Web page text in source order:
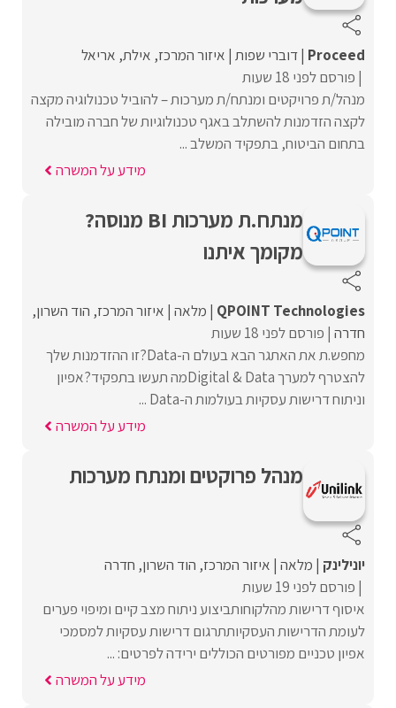
Proceed‏ דוברי שפות איזור המרכז אילת אריאל
פורסם לפני 18 שעות
מנהל/ת פרויקטים ומנתח/ת מערכות – להוביל טכנולוגיה מקצה
לקצה הזדמנות להשתלב באגף טכנולוגיות של חברה מובילה
בתחום הביטוח, בתפקיד המשלב ...
מידע על המשרה
מנתח.ת מערכות BI מנוסה?
מקומך איתנו
QPOINT Technologies מלאה איזור המרכז הוד השרון
חדרה פורסם לפני 18 שעות
מחפש.ת את האתגר הבא בעולם ה-Data?זו ההזדמנות שלך
להצטרף למערך Digital & Dataמה תעשו בתפקיד?אפיון
וניתוח דרישות עסקיות בעולמות ה-Data ...
מידע על המשרה
מנהל פרוקטים ומנתח מערכות
יונילינק מלאה איזור המרכז הוד השרון חדרה
פורסם לפני 19 שעות
איסוף דרישות מהלקוחותביצוע ניתוח מצב קיים ומיפוי פערים
לעומת הדרישות העסקיותתרגום דרישות עסקיות למסמכי
אפיון טכניים מפורטים הכוללים ירידה לפרטים: ...
מידע על המשרה